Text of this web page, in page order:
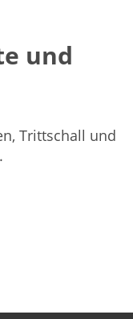
und
Trittschall und